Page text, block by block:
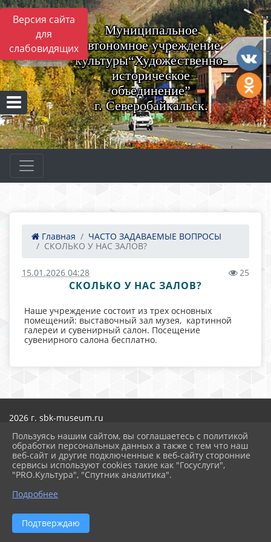
Версия сайта
для
слабовидящих
Муниципальное
автономное учреждение
культуры“Художественно-
историческое
объединение”
г. Северобайкальск.
Главная
ЧАСТО ЗАДАВАЕМЫЕ ВОПРОСЫ
СКОЛЬКО У НАС ЗАЛОВ?
15.01.2026 04:28 25
СКОЛЬКО У НАС ЗАЛОВ?
Наше учреждение состоит из трех основных
помещений: выставочный зал музея, картинной
галереи и сувенирный салон. Посещение
сувенирного салона бесплатно.
2026 г. sbk-museum.ru
Карта сайта
Политика обработки персональных данных
Сделано на KubCMS
Разработка и поддержка
Пользуясь нашим сайтом, вы соглашаетесь с политикой
обработки персональных данных а также с тем что наш
веб-сайт и другие подключенные к веб-сайту сторонние
сервисы используют cookies такие как "Госуслуги",
"PRO.Культура", "Спутник аналитика".
Подробнее
Подтверждаю